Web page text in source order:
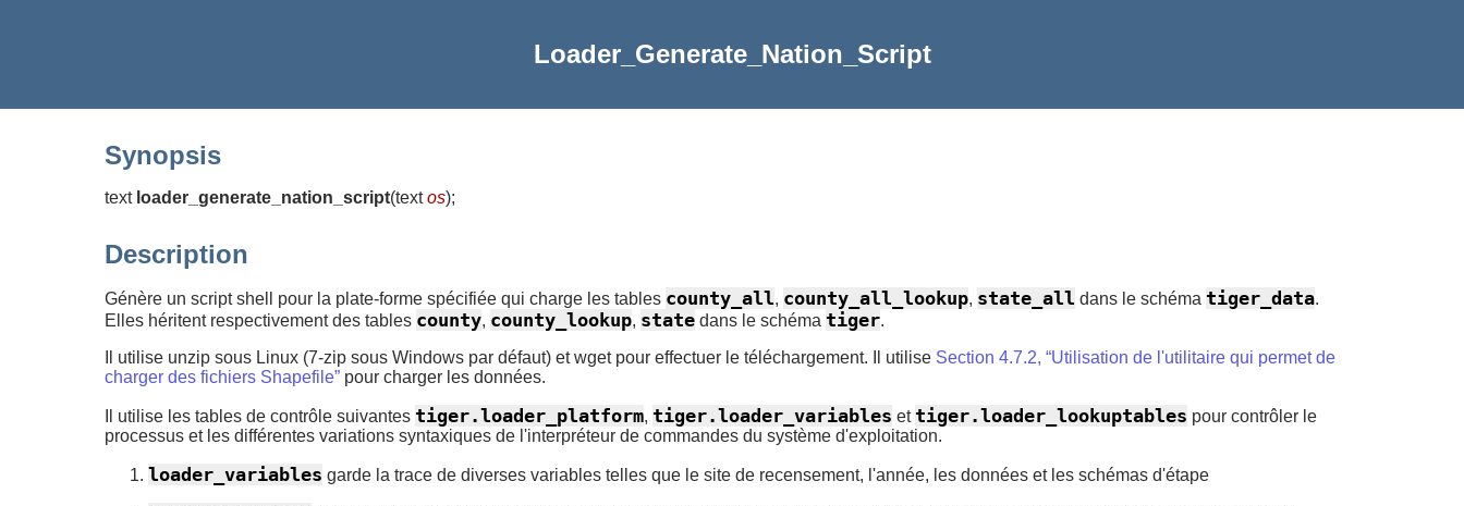
Loader_Generate_Nation_Script
Synopsis
text loader_generate_nation_script(textos);
Description
Génère un script shell pour la plate-forme spécifiée qui charge les tables county_all, county_all_lookup, state_all dans le schéma tiger_data.
Elles héritent respectivement des tables county, county_lookup, state dans le schéma tiger.
Il utilise unzip sous Linux (7-zip sous Windows par défaut) et wget pour effectuer le téléchargement. Il utilise Section 4.7.2, “Utilisation de l'utilitaire qui permet de
charger des fichiers Shapefile” pour charger les données.
Il utilise les tables de contrôle suivantes tiger.loader_platform, tiger.loader_variables et tiger.loader_lookuptables pour contrôler le
processus et les différentes variations syntaxiques de l'interpréteur de commandes du système d'exploitation.
loader_variables garde la trace de diverses variables telles que le site de recensement, l'année, les données et les schémas d'étape